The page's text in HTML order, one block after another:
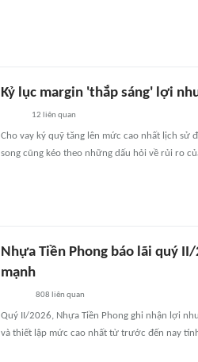
Kỷ lục margin 'thắp sáng' lợi
12 liên quan
Cho vay ký quỹ tăng lên mức cao nhất lịch sử
song cũng kéo theo những dấu hỏi về rủi ro
Nhựa Tiền Phong báo lãi quý
mạnh
808 liên quan
Quý II/2026, Nhựa Tiền Phong ghi nhận lợi
và thiết lập mức cao nhất từ trước đến nay